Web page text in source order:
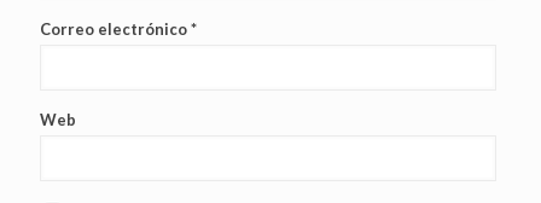
Correo electrónico*
Web